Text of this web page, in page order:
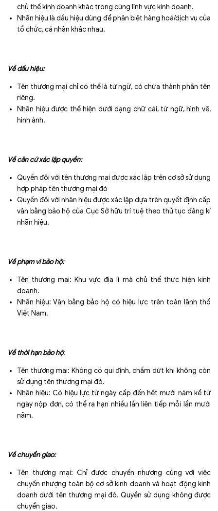
chủ thể kinh doanh khác trong cùng lĩnh vực kinh doanh.
Nhãn hiệu là dấu hiệu dùng để phân biệt hàng hoá/dịch vụ của
tổ chức, cá nhân khác nhau.
Về dấu hiệu:
Tên thương mại chỉ có thể là từ ngữ, có chứa thành phần tên
riêng.
Nhãn hiệu được thể hiện dưới dạng chữ cái, từ ngữ, hình vẽ,
hình ảnh.
Về căn cứ xác lập quyền:
Quyền đối với tên thương mại được xác lập trên cơ sở sử dụng
hợp pháp tên thương mại đó
Quyền đối với nhãn hiệu được xác lập dựa trên quyết định cấp
văn bằng bảo hộ của Cục Sở hữu trí tuệ theo thủ tục đăng kí
nhãn hiệu.
Về phạm vi bảo hộ:
Tên thương mại: Khu vực địa lí mà chủ thể thực hiện kinh
doanh.
Nhãn hiệu: Văn bằng bảo hộ có hiệu lực trên toàn lãnh thổ
Việt Nam.
Về thời hạn bảo hộ:
Tên thương mại: Không có qui định, chấm dứt khi không còn
sử dụng tên thương mại đó.
Nhãn hiệu: Có hiệu lực từ ngày cấp đến hết mười năm kể từ
ngày nộp đơn, có thể ra hạn nhiều lần liên tiếp mỗi lần mười
năm.
Về chuyển giao:
Tên thương mại: Chỉ được chuyển nhượng cùng với việc
chuyển nhượng toàn bộ cơ sở kinh doanh và hoạt động kinh
doanh dưới tên thương mại đó. Quyền sử dụng không được
chuyển giao.